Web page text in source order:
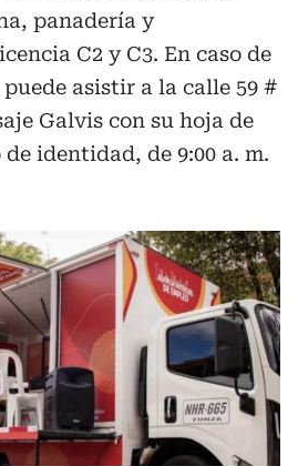
panadería y
C2 y C3. En caso de
asistir a la calle 59 #
Galvis con su hoja de
identidad, de 9:00 a. m.